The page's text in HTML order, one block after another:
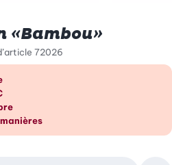
«Bambou»
72026
en un coup d’œil